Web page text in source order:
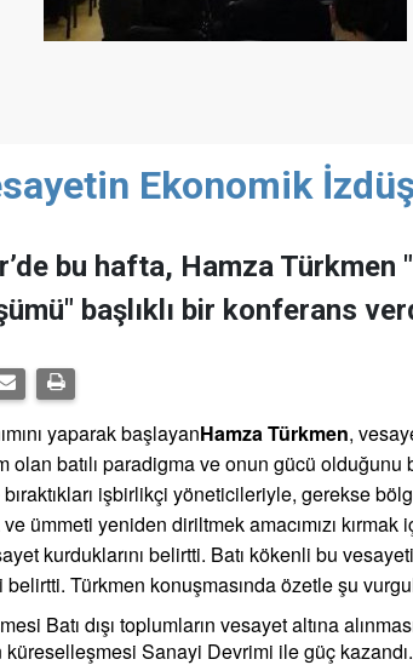
Ekonomik
bu hafta, Hamza Türkmen
başlıklı bir konferans
yaparak başlayanHamza Türkmen,
olan batılı paradigma ve onun gücü
işbirlikçi yöneticileriyle, gerekse
ümmeti yeniden diriltmek amacımızı
kurduklarını belirtti. Batı kökenli bu
Türkmen konuşmasında özetle şu
Batı dışı toplumların vesayet altına
küreselleşmesi Sanayi Devrimi ile güç